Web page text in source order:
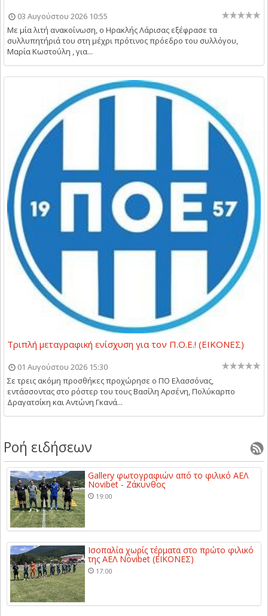
03 Αυγούστου 2026 10:55
Με μία λιτή ανακοίνωση, ο Ηρακλής Λάρισας εξέφρασε τα
συλλυπητήριά του στη μέχρι πρότινος πρόεδρο του συλλόγου,
Μαρία Κωστούλη , για...
Τριπλή μεταγραφική ενίσχυση για τον Π.Ο.Ε.! (ΕΙΚΟΝΕΣ)
01 Αυγούστου 2026 15:30
Σε τρεις ακόμη προσθήκες προχώρησε ο ΠΟ Ελασσόνας,
εντάσσοντας στο ρόστερ του τους Βασίλη Αρσένη, Πολύκαρπο
Δραγατσίκη και Αντώνη Γκανά...
Ροή ειδήσεων
Gallery φωτογραφιών από το φιλικό ΑΕΛ
Novibet - Ζάκυνθος
19:00
Ισοπαλία χωρίς τέρματα στο πρώτο φιλικό
της ΑΕΛ Novibet (ΕΙΚΟΝΕΣ)
17:00